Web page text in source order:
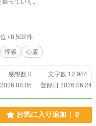
っていく。
位 / 8,502件
怪談 心霊
感想数 0
文字数 12,984
登録日 2026.06.24
お気に入り追加 0